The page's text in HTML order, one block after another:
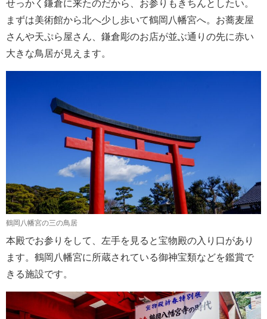
せっかく鎌倉に来たのだから、お参りもきちんとしたい。
まずは美術館から北へ少し歩いて鶴岡八幡宮へ。お蕎麦屋
さんや天ぷら屋さん、鎌倉彫のお店が並ぶ通りの先に赤い
大きな鳥居が見えます。
鶴岡八幡宮の三の鳥居
本殿でお参りをして、左手を見ると宝物殿の入り口があり
ます。鶴岡八幡宮に所蔵されている御神宝類などを鑑賞で
きる施設です。